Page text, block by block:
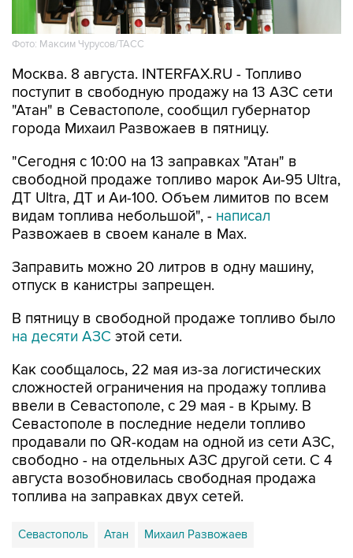
Фото: Максим Чурусов/ТАСС
Москва. 8 августа. INTERFAX.RU - Топливо
поступит в свободную продажу на 13 АЗС сети
"Атан" в Севастополе, сообщил губернатор
города Михаил Развожаев в пятницу.
"Сегодня с 10:00 на 13 заправках "Атан" в
свободной продаже топливо марок Аи-95 Ultra,
ДТ Ultra, ДТ и Аи-100. Объем лимитов по всем
видам топлива небольшой", - написал
Развожаев в своем канале в Max.
Заправить можно 20 литров в одну машину,
отпуск в канистры запрещен.
В пятницу в свободной продаже топливо было
на десяти АЗС этой сети.
Как сообщалось, 22 мая из-за логистических
сложностей ограничения на продажу топлива
ввели в Севастополе, с 29 мая - в Крыму. В
Севастополе в последние недели топливо
продавали по QR-кодам на одной из сети АЗС,
свободно - на отдельных АЗС другой сети. С 4
августа возобновилась свободная продажа
топлива на заправках двух сетей.
Севастополь Атан Михаил Развожаев